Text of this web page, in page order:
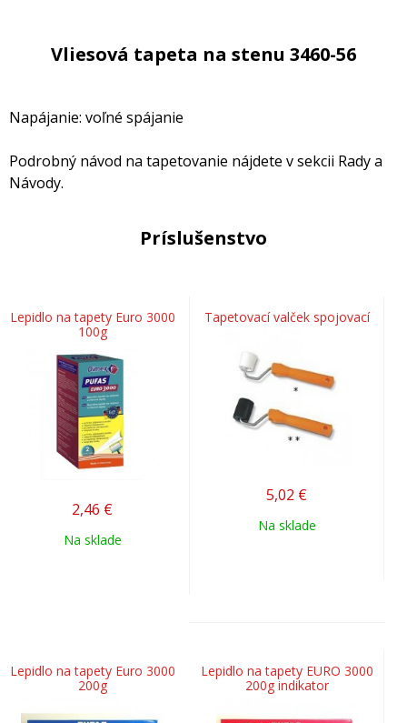
Vliesová tapeta na stenu 3460-56
Napájanie: voľné spájanie
Podrobný návod na tapetovanie nájdete v sekcii Rady a
Návody.
Príslušenstvo
Lepidlo na tapety Euro 3000
100g
2,46 €
Na sklade
Tapetovací valček spojovací
5,02 €
Na sklade
Lepidlo na tapety Euro 3000
200g
Lepidlo na tapety EURO 3000
200g indikator